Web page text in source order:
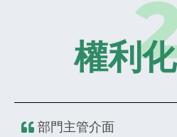
權利化
部門主管介面